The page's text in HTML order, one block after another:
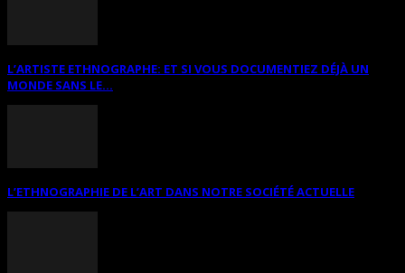
L’ARTISTE ETHNOGRAPHE: ET SI VOUS DOCUMENTIEZ DÉJÀ UN
MONDE SANS LE...
L’ETHNOGRAPHIE DE L’ART DANS NOTRE SOCIÉTÉ ACTUELLE